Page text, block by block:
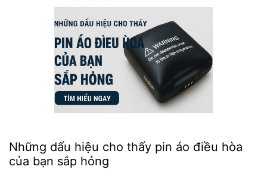
Những dấu hiệu cho thấy pin áo điều hòa
của bạn sắp hỏng